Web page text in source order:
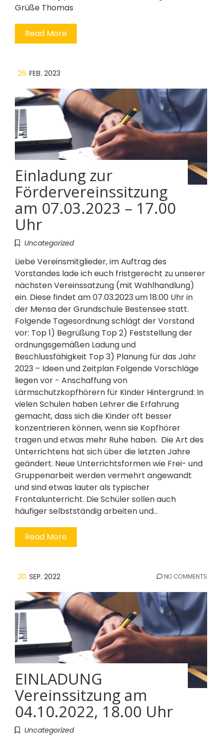
Grüße Thomas
Read More
26 FEB. 2023
Einladung zur
Fördervereinssitzung
am 07.03.2023 – 17.00
Uhr
Uncategorized
Liebe Vereinsmitglieder, im Auftrag des
Vorstandes lade ich euch fristgerecht zu unserer
nächsten Vereinssatzung (mit Wahlhandlung)
ein. Diese findet am 07.03.2023 um 18:00 Uhr in
der Mensa der Grundschule Bestensee statt.
Folgende Tagesordnung schlägt der Vorstand
vor: Top 1) Begrüßung Top 2) Feststellung der
ordnungsgemäßen Ladung und
Beschlussfähigkeit Top 3) Planung für das Jahr
2023 – Ideen und Zeitplan Folgende Vorschläge
liegen vor - Anschaffung von
Lärmschutzkopfhörern für Kinder Hintergrund: In
vielen Schulen haben Lehrer die Erfahrung
gemacht, dass sich die Kinder oft besser
konzentrieren können, wenn sie Kopfhörer
tragen und etwas mehr Ruhe haben. Die Art des
Unterrichtens hat sich über die letzten Jahre
geändert. Neue Unterrichtsformen wie Frei- und
Gruppenarbeit werden vermehrt angewandt
und sind etwas lauter als typischer
Frontalunterricht. Die Schüler sollen auch
häufiger selbstständig arbeiten und…
Read More
20 SEP. 2022 NO COMMENTS
EINLADUNG
Vereinssitzung am
04.10.2022, 18.00 Uhr
Uncategorized